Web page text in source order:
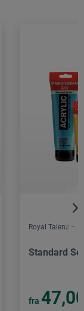
Royal Talens –
Standard
fra